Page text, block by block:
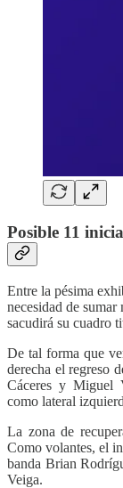
Posible 11
Entre la pésima
necesidad de
sacudirá su cuadro
De tal forma que
derecha el regreso
Cáceres y Miguel
como lateral
La zona de
Como volantes, el
banda Brian
Veiga.